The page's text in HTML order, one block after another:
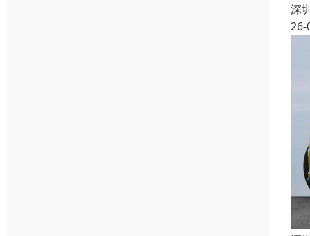
深
26-